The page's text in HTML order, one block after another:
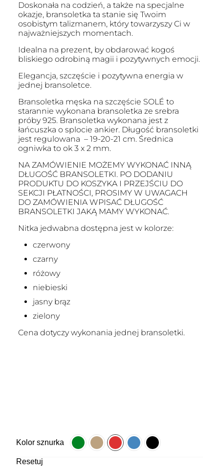
Doskonała na codzień, a także na specjalne
okazje, bransoletka ta stanie się Twoim
osobistym talizmanem, który towarzyszy Ci w
najważniejszych momentach.
Idealna na prezent, by obdarować kogoś
bliskiego odrobiną magii i pozytywnych emocji.
Elegancja, szczęście i pozytywna energia w
jednej bransoletce.
Bransoletka męska na szczęście SOLÉ to
starannie wykonana bransoletka ze srebra
próby 925. Bransoletka wykonana jest z
łańcuszka o splocie ankier. Długość bransoletki
jest regulowana – 19-20-21 cm. Średnica
ogniwka to ok 3 x 2 mm.
NA ZAMÓWIENIE MOŻEMY WYKONAĆ INNĄ
DŁUGOŚĆ BRANSOLETKI. PO DODANIU
PRODUKTU DO KOSZYKA I PRZEJŚCIU DO
SEKCJI PŁATNOŚCI, PROSIMY W UWAGACH
DO ZAMÓWIENIA WPISAĆ DŁUGOŚĆ
BRANSOLETKI JAKĄ MAMY WYKONAĆ.
Nitka jedwabna dostępna jest w kolorze:
czerwony
czarny
różowy
niebieski
jasny brąz
zielony
Cena dotyczy wykonania jednej bransoletki.
Kolor sznurka
Resetuj